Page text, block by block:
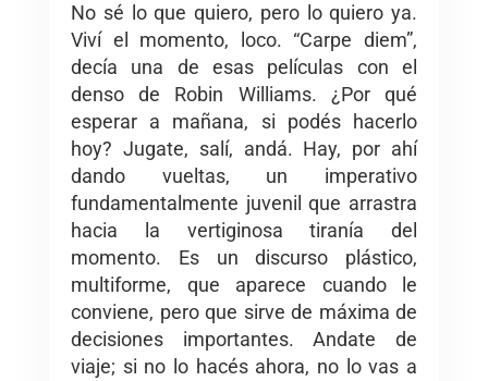
No sé lo que quiero, pero lo quiero ya.
Viví el momento, loco. “Carpe diem”,
decía una de esas películas con el
denso de Robin Williams. ¿Por qué
esperar a mañana, si podés hacerlo
hoy? Jugate, salí, andá. Hay, por ahí
dando vueltas, un imperativo
fundamentalmente juvenil que arrastra
hacia la vertiginosa tiranía del
momento. Es un discurso plástico,
multiforme, que aparece cuando le
conviene, pero que sirve de máxima de
decisiones importantes. Andate de
viaje; si no lo hacés ahora, no lo vas a